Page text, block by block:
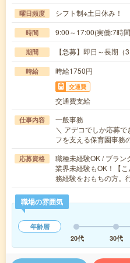
曜日頻度 シフト制※土日休み！
時間 9:00～17:00(実働:7時
期間 【急募】即日～長期
時給 時給1750円
交通費
交通費支給
仕事内容
一般事務
＼ アデコでしか応募
フを支える保育園事務
応募資格
職種未経験OK / ブラン
業界未経験もOK！【
務経験をおもちの方。
職場の雰囲気
年齢層
20代
30代